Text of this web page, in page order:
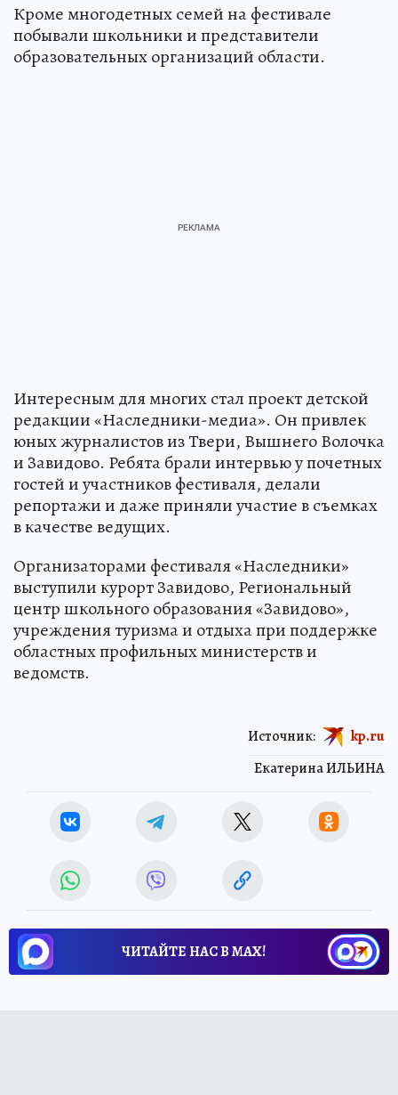
Кроме многодетных семей на фестивале
побывали школьники и представители
образовательных организаций области.
Интересным для многих стал проект детской
редакции «Наследники-медиа». Он привлек
юных журналистов из Твери, Вышнего Волочка
и Завидово. Ребята брали интервью у почетных
гостей и участников фестиваля, делали
репортажи и даже приняли участие в съемках
в качестве ведущих.
Организаторами фестиваля «Наследники»
выступили курорт Завидово, Региональный
центр школьного образования «Завидово»,
учреждения туризма и отдыха при поддержке
областных профильных министерств и
ведомств.
Екатерина ИЛЬИНА
Источник: kp.ru
ЧИТАЙТЕ НАС В МАХ!